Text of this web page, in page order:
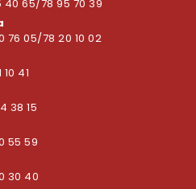
40 65/78 95 70 39
76 05/78 20 10 02
41
38 15
55 59
30 40